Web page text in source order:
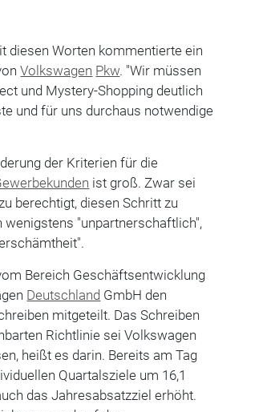
diesen Worten kommentierte ein
Volkswagen Pkw. "Wir müssen
und Mystery-Shopping deutlich
und für uns durchaus notwendige
der Kriterien für die
ist groß. Zwar sei
berechtigt, diesen Schritt zu
wenigstens "unpartnerschaftlich",
Bereich Geschäftsentwicklung
Deutschland GmbH den
mitgeteilt. Das Schreiben
Richtlinie sei Volkswagen
heißt es darin. Bereits am Tag
Quartalsziele um 16,1
das Jahresabsatzziel erhöht.